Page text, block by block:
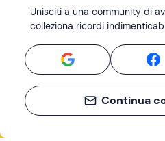
Se non sai mai cosa
Unisciti a una community di
colleziona ricordi
Continua